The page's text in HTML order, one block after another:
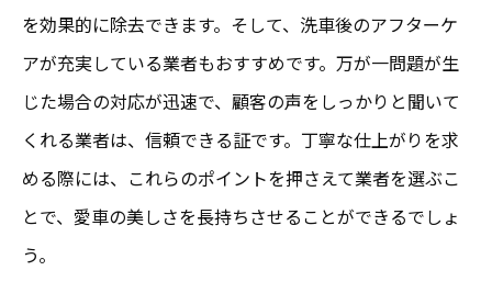
を効果的に除去できます。そして、洗車後のアフターケ
アが充実している業者もおすすめです。万が一問題が生
じた場合の対応が迅速で、顧客の声をしっかりと聞いて
くれる業者は、信頼できる証です。丁寧な仕上がりを求
める際には、これらのポイントを押さえて業者を選ぶこ
とで、愛車の美しさを長持ちさせることができるでしょ
う。